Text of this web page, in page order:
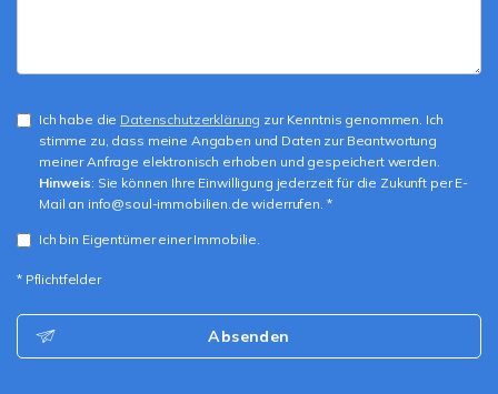
Ich habe die Datenschutzerklärung zur Kenntnis genommen. Ich
stimme zu, dass meine Angaben und Daten zur Beantwortung
meiner Anfrage elektronisch erhoben und gespeichert werden.
Hinweis: Sie können Ihre Einwilligung jederzeit für die Zukunft per E-
Mail an info@soul-immobilien.de widerrufen. *
Ich bin Eigentümer einer Immobilie.
* Pflichtfelder
Absenden